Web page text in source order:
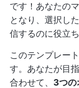
です！あなたの
となり、選択し
信するのに役立ち
このテンプレー
す。あなたが目
合わせて、 3つの